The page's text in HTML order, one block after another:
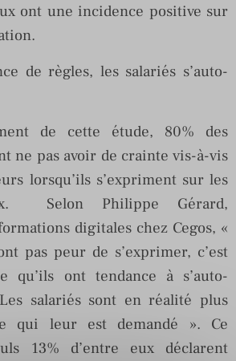
ont une incidence positive sur
de règles, les salariés s’auto-
de cette étude, 80% des
ne pas avoir de crainte vis-à-vis
lorsqu’ils s’expriment sur les
Selon Philippe Gérard,
digitales chez Cegos, «
pas peur de s’exprimer, c’est
qu’ils ont tendance à s’auto-
salariés sont en réalité plus
qui leur est demandé ». Ce
13% d’entre eux déclarent